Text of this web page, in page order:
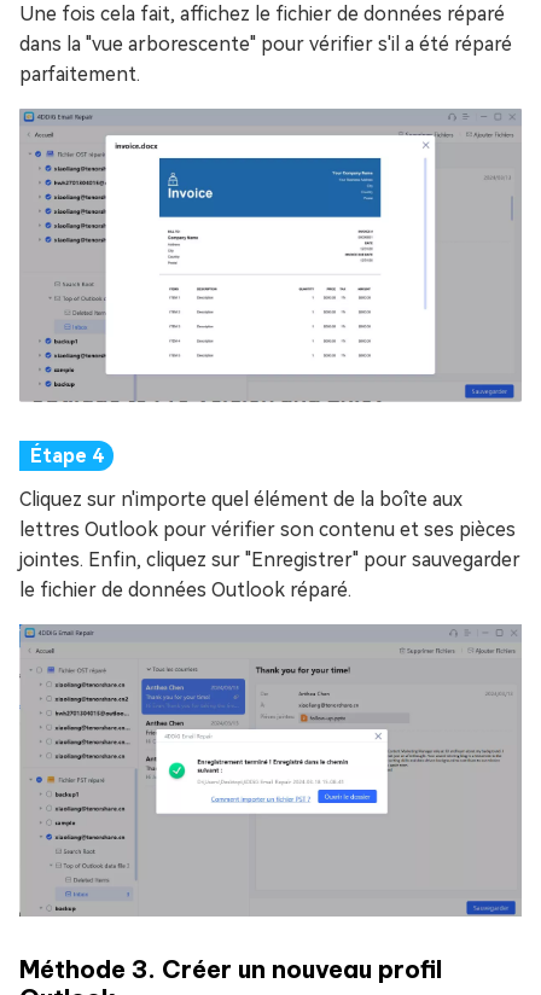
Une fois cela fait, affichez le fichier de données réparé
dans la "vue arborescente" pour vérifier s'il a été réparé
parfaitement.
Cliquez sur n'importe quel élément de la boîte aux
lettres Outlook pour vérifier son contenu et ses pièces
jointes. Enfin, cliquez sur "Enregistrer" pour sauvegarder
le fichier de données Outlook réparé.
Méthode 3. Créer un nouveau profil